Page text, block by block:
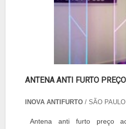
ANTENA ANTI FURTO PREÇO
INOVA ANTIFURTO / SÃO
Antena anti furto preço